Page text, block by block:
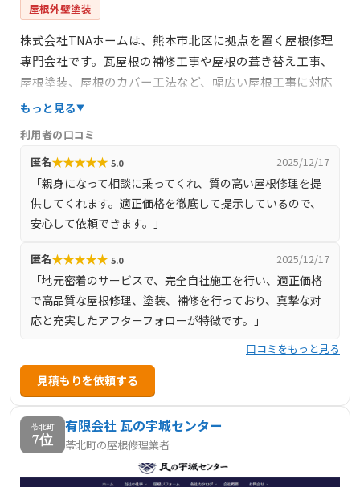
屋根外壁塗装
株式会社TNAホームは、熊本市北区に拠点を置く屋根修理
専門会社です。瓦屋根の補修工事や屋根の葺き替え工事、
屋根塗装、屋根のカバー工法など、幅広い屋根工事に対応
しています。完全自社施工を行い、適正価格で高品質な屋
ォローが特徴です。地域のお客様とのつながりを大切に
し、安心できる住まい作りを支えています。代表取締役築
城洋一氏による親しみやすい経営方針で、顧客からの信頼
も厚いです。
もっと見る
利用者の口コミ
匿名★★★★★ 5.0 2025/12/17
「親身になって相談に乗ってくれ、質の高い屋根修理を提
供してくれます。適正価格を徹底して提示しているので、
安心して依頼できます。」
匿名★★★★★ 5.0 2025/12/17
「地元密着のサービスで、完全自社施工を行い、適正価格
で高品質な屋根修理、塗装、補修を行っており、真摯な対
応と充実したアフターフォローが特徴です。」
口コミをもっと見る
見積もりを依頼する
苓北町
7位
有限会社 瓦の宇城センター
苓北町の屋根修理業者